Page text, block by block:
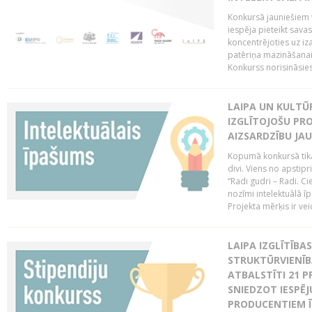
Konkursā
iespēja pieteikt
koncentrējoties uz
patēriņa
Konkurss
LAIPA UN
IZGLĪTOJOŠU
AIZSARDZĪBU
Kopumā konkursā
divi. Viens no
“Radi gudri – Radi.
nozīmi intelektuālā
Projekta mērķis ir
LAIPA
ATBALSTĪTI 21
SNIEDZOT
PRODUCENTIEM